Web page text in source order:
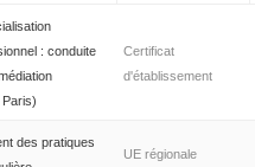
: conduite
Certificat
d'établissement
des pratiques
UE régionale